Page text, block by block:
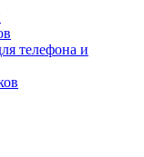
телефона и